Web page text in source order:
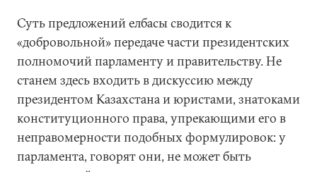
Суть предложений елбасы сводится к
«добровольной» передаче части президентских
полномочий парламенту и правительству. Не
станем здесь входить в дискуссию между
президентом Казахстана и юристами, знатоками
конституционного права, упрекающими его в
неправомерности подобных формулировок: у
парламента, говорят они, не может быть